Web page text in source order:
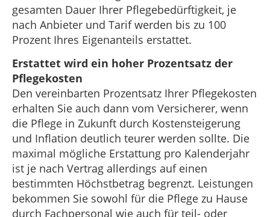
gesamten Dauer Ihrer Pflegebedürftigkeit, je
nach Anbieter und Tarif werden bis zu 100
Prozent Ihres Eigenanteils erstattet.
Erstattet wird ein hoher Prozentsatz der
Pflegekosten
Den vereinbarten Prozentsatz Ihrer Pflegekosten
erhalten Sie auch dann vom Versicherer, wenn
die Pflege in Zukunft durch Kostensteigerung
und Inflation deutlich teurer werden sollte. Die
maximal mögliche Erstattung pro Kalenderjahr
ist je nach Vertrag allerdings auf einen
bestimmten Höchstbetrag begrenzt. Leistungen
bekommen Sie sowohl für die Pflege zu Hause
durch Fachpersonal wie auch für teil- oder